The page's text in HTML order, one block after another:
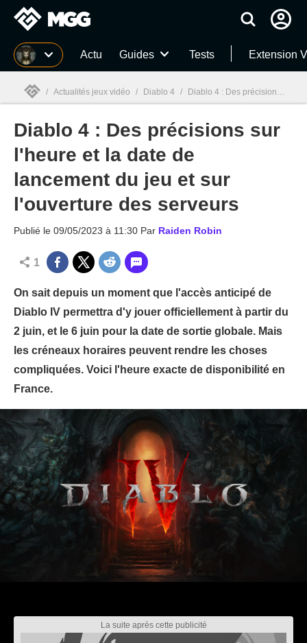
MGG Actu Guides Tests Extension
MGG
/ Actualités jeux vidéo / Diablo 4 / Diablo 4 : Des précisions sur l'heure et la date de lancement du jeu et sur l'ouverture des serveurs
Diablo 4 : Des précisions sur
l'heure et la date de
lancement du jeu et sur
l'ouverture des serveurs
Publié le 09/05/2023 à 11:30 Par Raiden Robin
1
On sait depuis un moment que l'accès anticipé de
Diablo IV permettra d'y jouer officiellement à partir du
2 juin, et le 6 juin pour la date de sortie globale. Mais
les créneaux horaires peuvent rendre les choses
compliquées. Voici l'heure exacte de disponibilité en
France.